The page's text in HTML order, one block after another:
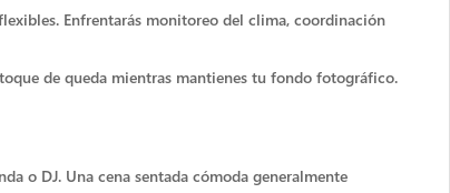
Enfrentarás monitoreo del clima, coordinación
de queda mientras mantienes tu fondo fotográfico.
o DJ. Una cena sentada cómoda generalmente